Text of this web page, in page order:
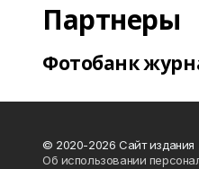
Партнеры
Фотобанк
© 2020-2026 Сайт издания
Об использовании